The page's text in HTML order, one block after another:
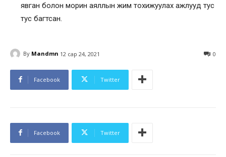
явган болон морин аяллын жим тохижуулах ажлууд тус
тус багтсан.
By Mandmn 12 сар 24, 2021 0
Facebook Twitter
Facebook Twitter